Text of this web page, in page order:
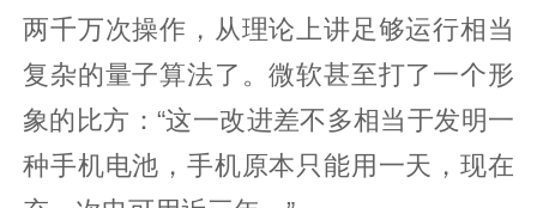
两千万次操作，从理论上讲足够运行相当
复杂的量子算法了。微软甚至打了一个形
象的比方：“这一改进差不多相当于发明一
种手机电池，手机原本只能用一天，现在